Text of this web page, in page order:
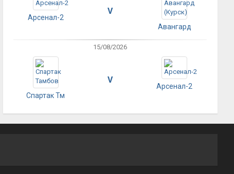
Арсенал-2
V
Авангард
15/08/2026
Спартак Тм
V
Арсенал-2